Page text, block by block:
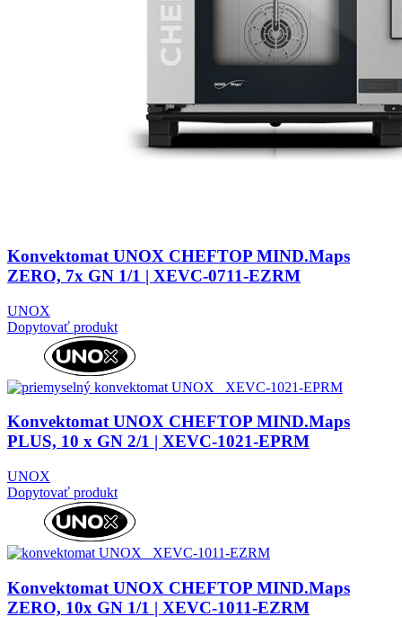
Konvektomat UNOX CHEFTOP MIND.Maps
ZERO, 7x GN 1/1 | XEVC-0711-EZRM
UNOX
Dopytovať produkt
Konvektomat UNOX CHEFTOP MIND.Maps
PLUS, 10 x GN 2/1 | XEVC-1021-EPRM
UNOX
Dopytovať produkt
Konvektomat UNOX CHEFTOP MIND.Maps
ZERO, 10x GN 1/1 | XEVC-1011-EZRM